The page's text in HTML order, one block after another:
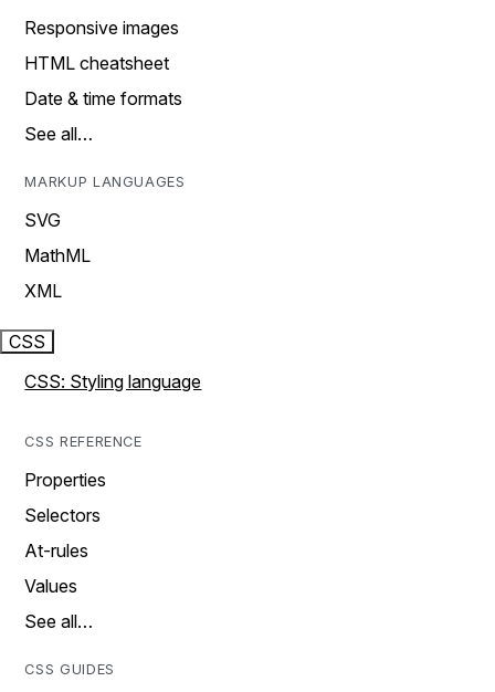
Responsive images
HTML cheatsheet
Date & time formats
See all…
MARKUP LANGUAGES
SVG
MathML
XML
CSS
CSS: Styling language
CSS REFERENCE
Properties
Selectors
At-rules
Values
See all…
CSS GUIDES